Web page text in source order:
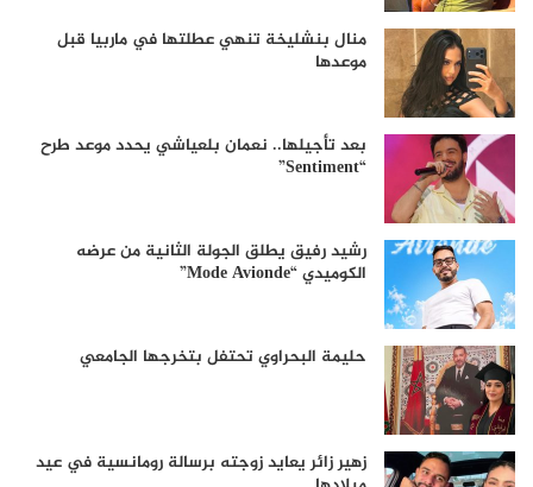
منال بنشليخة تنهي عطلتها في ماربيا قبل
موعدها
بعد تأجيلها.. نعمان بلعياشي يحدد موعد طرح
“Sentiment”
رشيد رفيق يطلق الجولة الثانية من عرضه
الكوميدي “Mode Avionde”
حليمة البحراوي تحتفل بتخرجها الجامعي
زهير زائر يعايد زوجته برسالة رومانسية في عيد